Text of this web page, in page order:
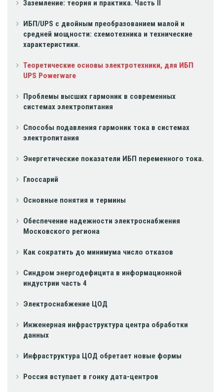
Заземление: теория и практика. Часть II
ИБП/UPS с двойным преобразованием малой и
средней мощности: схемотехника и технические
характеристики.
Теоретические основы электротехники, для ИБП
UPS Powerware
Проблемы высших гармоник в современных
системах электропитания
Способы подавления гармоник тока в системах
электропитания
Энергетические показатели ИБП переменного тока.
Глоссарий
Основные понятия и термины
Обеспечение надежности электроснабжения
Московского региона
Как сократить до минимума число отказов
Синдром энергодефицита в информационной
индустрии часть 4
Электроснабжение ЦОД
Инженерная инфраструктура центра обработки
данных
Инфраструктура ЦОД обретает новые формы
Россия вступает в гонку дата-центров